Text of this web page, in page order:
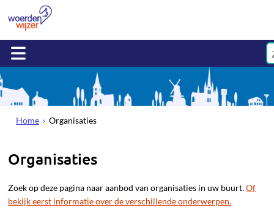
Home Organisaties
Organisaties
Zoek op deze pagina naar aanbod van organisaties in uw buurt.Of
bekijk eerst informatie over de verschillende onderwerpen.